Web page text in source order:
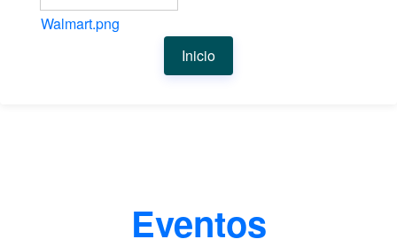
Walmart.png
Inicio
Eventos